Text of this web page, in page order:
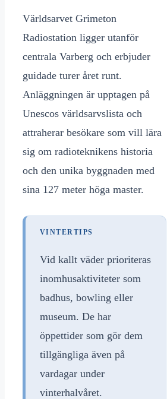
Världsarvet Grimeton
Radiostation ligger utanför
centrala Varberg och erbjuder
guidade turer året runt.
Anläggningen är upptagen på
Unescos världsarvslista och
attraherar besökare som vill lära
sig om radioteknikens historia
och den unika byggnaden med
sina 127 meter höga master.
VINTERTIPS
Vid kallt väder prioriteras
inomhusaktiviteter som
badhus, bowling eller
museum. De har
öppettider som gör dem
tillgängliga även på
vardagar under
vinterhalvåret.